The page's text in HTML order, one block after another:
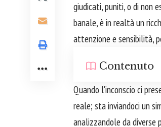
giudicati, puniti, o di non
banale, è in realtà un
attenzione e sensibilità,
Contenuto
Quando l'inconscio ci
reale; sta inviandoci un
analizzandole da diverse